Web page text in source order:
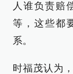
人谁负责赔
等，这些都
系。
时福茂认为